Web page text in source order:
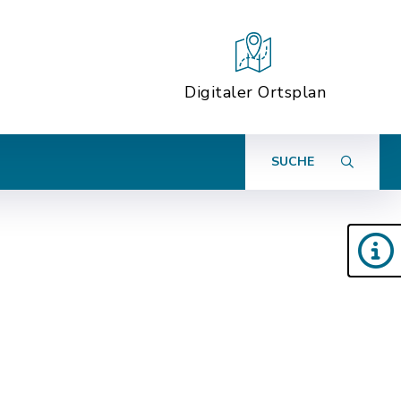
Digitaler Ortsplan
SUCHE